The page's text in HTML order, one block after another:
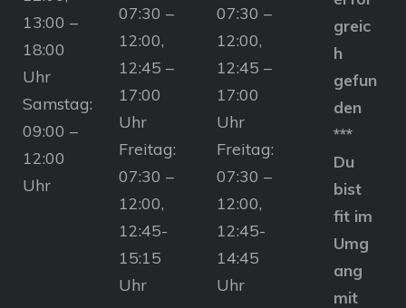
13:00 –
18:00
Uhr
Samstag:
09:00 –
12:00
Uhr
07:30 –
12:00,
12:45 –
17:00
Uhr
Freitag:
07:30 –
12:00,
12:45-
15:15
Uhr
07:30 –
12:00,
12:45 –
17:00
Uhr
Freitag:
07:30 –
12:00,
12:45-
14:45
Uhr
greic
h
gefun
den
***
Du
bist
fit im
Umg
ang
mit